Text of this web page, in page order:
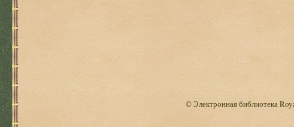
© Электронная библиотека